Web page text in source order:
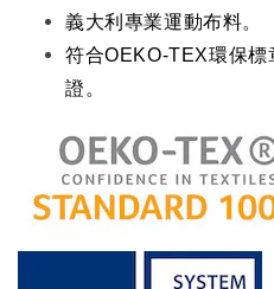
義大利專業運動布料。
符合OEKO-TEX環保
證。